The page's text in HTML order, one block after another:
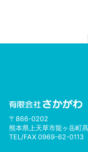
〒866-0202
熊本県上天草市龍ヶ岳町
TEL/FAX 0969-62-0113